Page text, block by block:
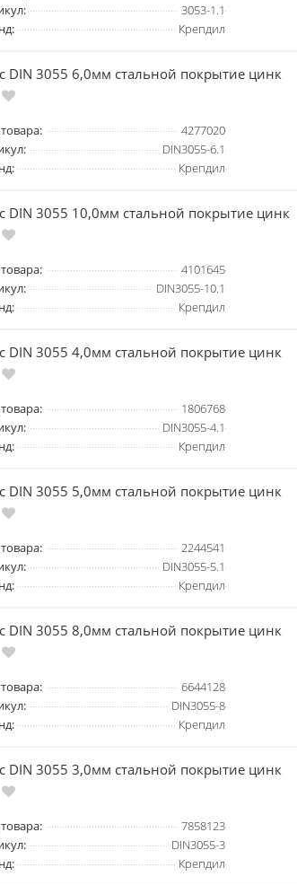
3053-1.1
Крепдил
DIN 3055 6,0мм стальной покрытие цинк
4277020
DIN3055-6.1
Крепдил
DIN 3055 10,0мм стальной покрытие цинк
4101645
DIN3055-10.1
Крепдил
DIN 3055 4,0мм стальной покрытие цинк
1806768
DIN3055-4.1
Крепдил
DIN 3055 5,0мм стальной покрытие цинк
2244541
DIN3055-5.1
Крепдил
DIN 3055 8,0мм стальной покрытие цинк
6644128
DIN3055-8
Крепдил
DIN 3055 3,0мм стальной покрытие цинк
7858123
DIN3055-3
Крепдил